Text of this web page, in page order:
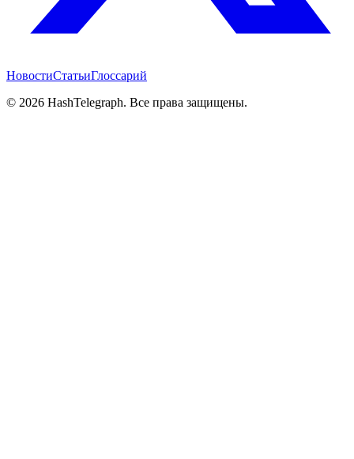
НовостиСтатьиГлоссарий
© 2026 HashTelegraph. Все права защищены.